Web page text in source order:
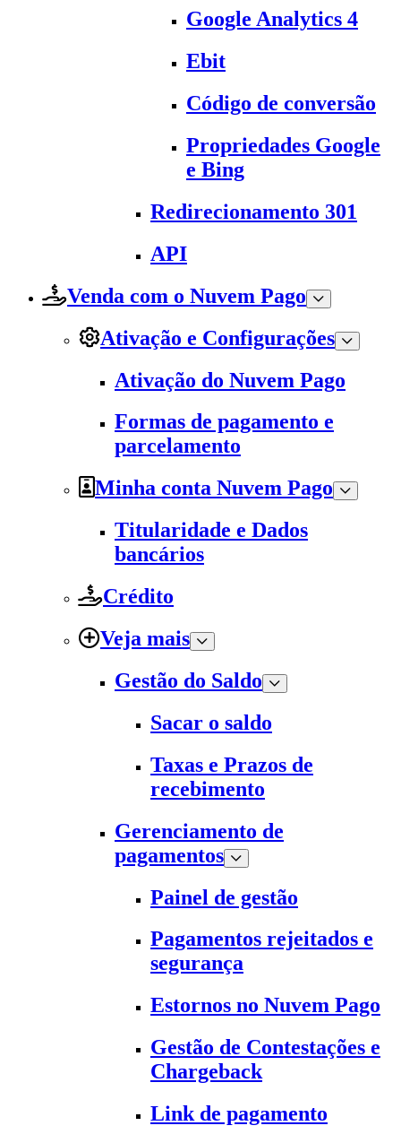
Google Analytics 4
Ebit
Código de conversão
Propriedades Google
e Bing
Redirecionamento 301
API
Venda com o Nuvem Pago
Ativação e Configurações
Ativação do Nuvem Pago
Formas de pagamento e
parcelamento
Minha conta Nuvem Pago
Titularidade e Dados
bancários
Crédito
Veja mais
Gestão do Saldo
Sacar o saldo
Taxas e Prazos de
recebimento
Gerenciamento de
pagamentos
Painel de gestão
Pagamentos rejeitados e
segurança
Estornos no Nuvem Pago
Gestão de Contestações e
Chargeback
Link de pagamento